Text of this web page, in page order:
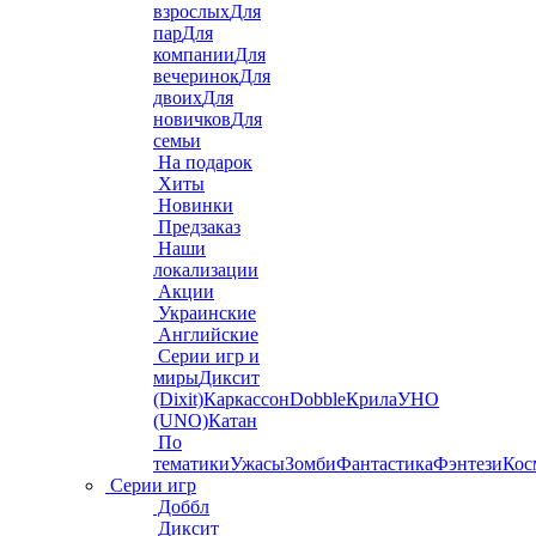
взрослыхДля
парДля
компанииДля
вечеринокДля
двоихДля
новичковДля
семьи
На подарок
Хиты
Новинки
Предзаказ
Наши
локализации
Акции
Украинские
Английские
Серии игр и
мирыДиксит
(Dixit)КаркассонDobbleКрилаУНО
(UNO)Катан
По
тематикиУжасыЗомбиФантастикаФэнтези
Серии игр
Доббл
Диксит